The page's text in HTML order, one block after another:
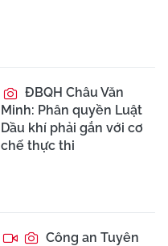
ĐBQH Châu Văn
Minh: Phân quyền Luật
Dầu khí phải gắn với cơ
chế thực thi
Công an Tuyên